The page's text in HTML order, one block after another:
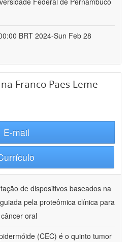
BRT 2024-Sun Feb 28
Franco Paes Leme
E-mail
de dispositivos baseados na
pela proteômica clínica para
oral
(CEC) é o quinto tumor